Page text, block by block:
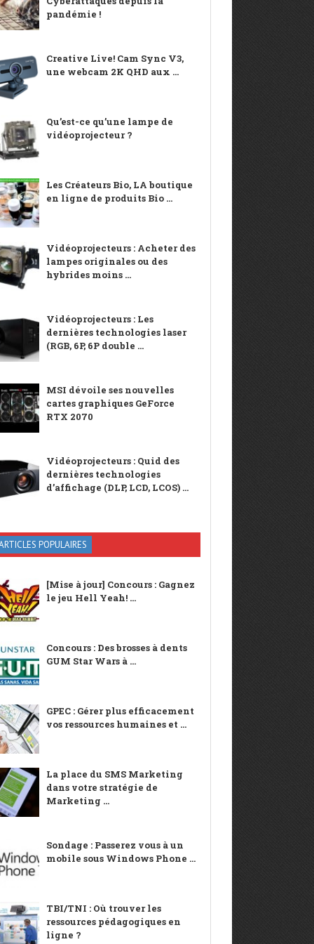
pandémie !
Creative Live! Cam Sync V3,
une webcam 2K QHD aux ...
Qu’est-ce qu’une lampe de
vidéoprojecteur ?
Les Créateurs Bio, LA boutique
en ligne de produits Bio ...
Vidéoprojecteurs : Acheter des
lampes originales ou des
hybrides moins ...
Vidéoprojecteurs : Les
dernières technologies laser
(RGB, 6P, 6P double ...
MSI dévoile ses nouvelles
cartes graphiques GeForce
RTX 2070
Vidéoprojecteurs : Quid des
dernières technologies
d’affichage (DLP, LCD, LCOS) ...
POPULAIRES
[Mise à jour] Concours : Gagnez
le jeu Hell Yeah! ...
Concours : Des brosses à dents
GUM Star Wars à ...
GPEC : Gérer plus efficacement
vos ressources humaines et ...
La place du SMS Marketing
dans votre stratégie de
Marketing ...
Sondage : Passerez vous à un
mobile sous Windows Phone ...
TBI/TNI : Où trouver les
ressources pédagogiques en
ligne ?